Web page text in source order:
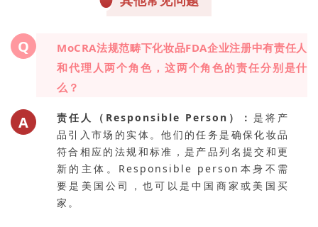
Q
MoCRA法规范畴下化妆品FDA企业注册中有责任人
和代理人两个角色，这两个角色的责任分别是什
么？
A 责任人（Responsible Person）： 是将产
品引入市场的实体。他们的任务是确保化妆品
符合相应的法规和标准，是产品列名提交和更
新的主体。Responsible person本身不需
要是美国公司，也可以是中国商家或美国买
家。